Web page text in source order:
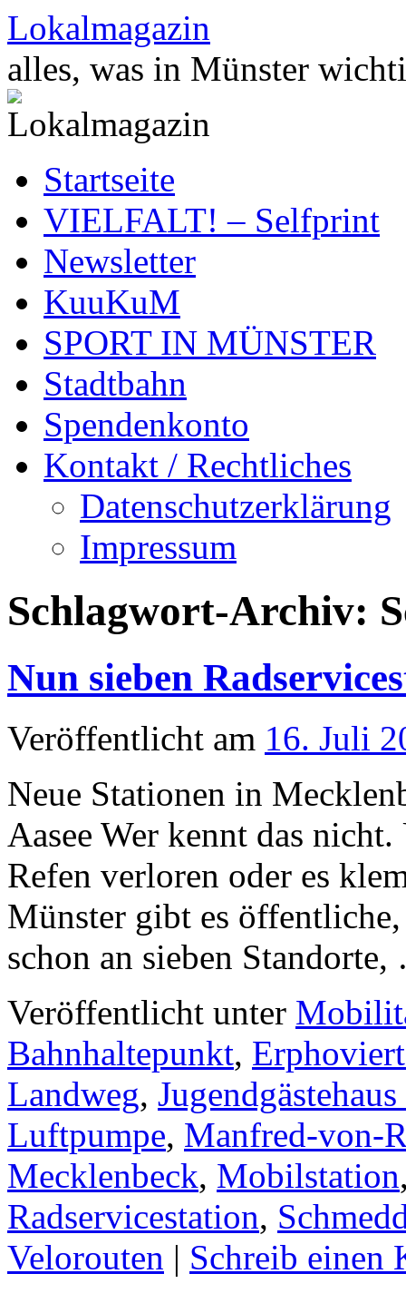
Zum
Inhalt
springen
Lokalmagazin
alles, was in Münster
Startseite
VIELFALT! – Selfprint
Newsletter
KuuKuM
SPORT IN MÜNSTER
Stadtbahn
Spendenkonto
Kontakt / Rechtliches
Datenschutzerklärung
Impressum
Schlagwort-Archiv:
Nun sieben
Veröffentlicht am 16. Juli
Neue Stationen in
Aasee Wer kennt das
Refen verloren oder es
Münster gibt es
schon an sieben
Veröffentlicht unter
Bahnhaltepunkt,
Landweg,
Luftpumpe, Manfred-von-
Mecklenbeck, Mobilstation
Radservicestation,
Velorouten | Schreib einen